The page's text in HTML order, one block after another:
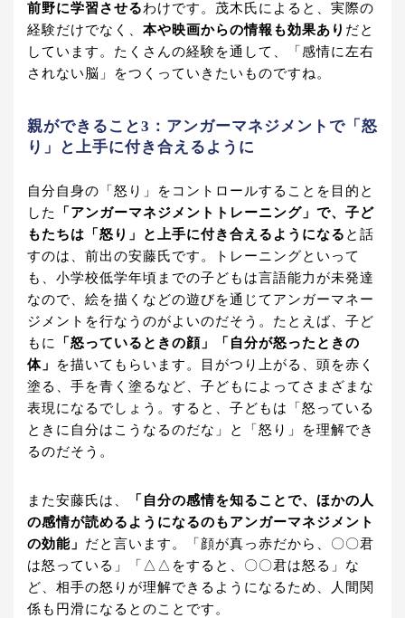
前野に学習させるわけです。茂木氏によると、実際の
経験だけでなく、 本や映画からの情報も効果あり だと
しています。たくさんの経験を通して、「感情に左右
されない脳」をつくっていきたいものですね。
親ができること3：アンガーマネジメントで「怒
り」と上手に付き合えるように
自分自身の「怒り」をコントロールすることを目的と
した
「アンガーマネジメントトレーニング」で、子ど
もたちは「怒り」と上手に付き合えるようになる と話
すのは、前出の安藤氏です。トレーニングといって
も、小学校低学年頃までの子どもは言語能力が未発達
なので、絵を描くなどの遊びを通じてアンガーマネー
ジメントを行なうのがよいのだそう。たとえば、子ど
もに
「怒っているときの顔」「自分が怒ったときの
体」
を描いてもらいます。目がつり上がる、頭を赤く
塗る、手を青く塗るなど、子どもによってさまざまな
表現になるでしょう。すると、子どもは「怒っている
ときに自分はこうなるのだな」と「怒り」を理解でき
るのだそう。
また安藤氏は、
「自分の感情を知ることで、ほかの人
の感情が読めるようになるのもアンガーマネジメント
の効能」 だと言います。「顔が真っ赤だから、〇〇君
は怒っている」「△△をすると、〇〇君は怒る」な
ど、相手の怒りが理解できるようになるため、人間関
係も円滑になるとのことです。